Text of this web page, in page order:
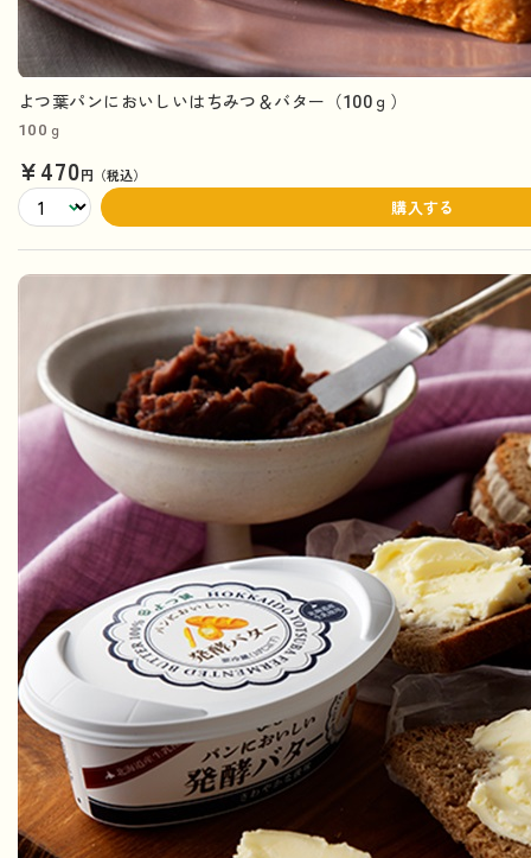
よつ葉パンにおいしいはちみつ＆バター（100ｇ）
100ｇ
¥470円（税込）
購入する